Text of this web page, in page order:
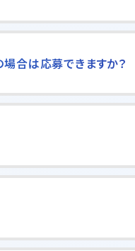
場合は応募できますか？